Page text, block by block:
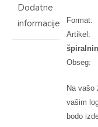
Dodatne
informacije
Na vašo
vašim
bodo